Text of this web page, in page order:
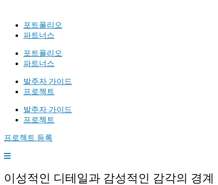
포트폴리오
파트너스
포트폴리오
파트너스
발주자 가이드
프로젝트
발주자 가이드
프로젝트
프로젝트 등록
이성적인 디테일과 감성적인 감각의 경계